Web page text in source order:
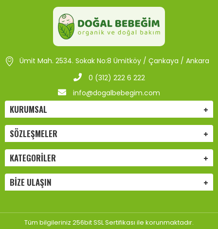
Ümit Mah. 2534. Sokak No:8 Ümitköy / Çankaya / Ankara
0 (312) 222 6 222
info@dogalbebegim.com
KURUMSAL
SÖZLEŞMELER
KATEGORILER
BIZE ULAŞIN
Tüm bilgileriniz 256bit SSL Sertifikası ile korunmaktadır.